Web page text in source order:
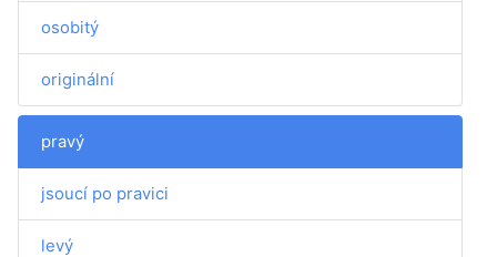
osobitý
originální
pravý
jsoucí po pravici
levý